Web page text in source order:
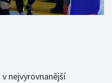
nejvyrovnanější